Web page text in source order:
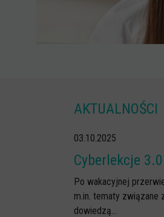
AKTUALNOŚCI
03.10.2025
Cyberlekcje
Po wakacyjnej
m.in. tematy związane
dowiedzą...